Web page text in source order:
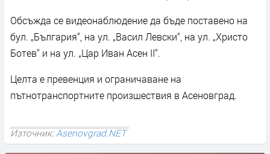
Обсъжда се видеонаблюдение да бъде поставено на
бул. „България“, на ул. „Васил Левски“, на ул. „Христо
Ботев“ и на ул. „Цар Иван Асен II“.
Целта е превенция и ограничаване на
пътнотранспортните произшествия в Асеновград.
Източник:Asenovgrad.NET